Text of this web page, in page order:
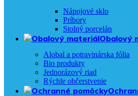
Nápojové sklo
Príbory
Stolný porcelán
Obalový
Alobal a potravinárska fólia
Bio produkty
Jednorázový riad
Rýchle občerstvenie